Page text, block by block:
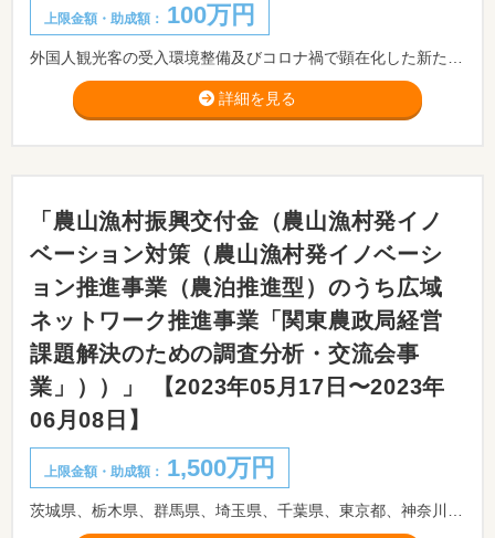
上限金額・助成額： 100万円
詳細を見る
「農山漁村振興交付金（農山漁村発イノ
ベーション対策（農山漁村発イノベーシ
ョン推進事業（農泊推進型）のうち広域
ネットワーク推進事業「関東農政局経営
課題解決のための調査分析・交流会事
業」））」 【2023年05月17日〜2023年
06月08日】
上限金額・助成額： 1,500万円